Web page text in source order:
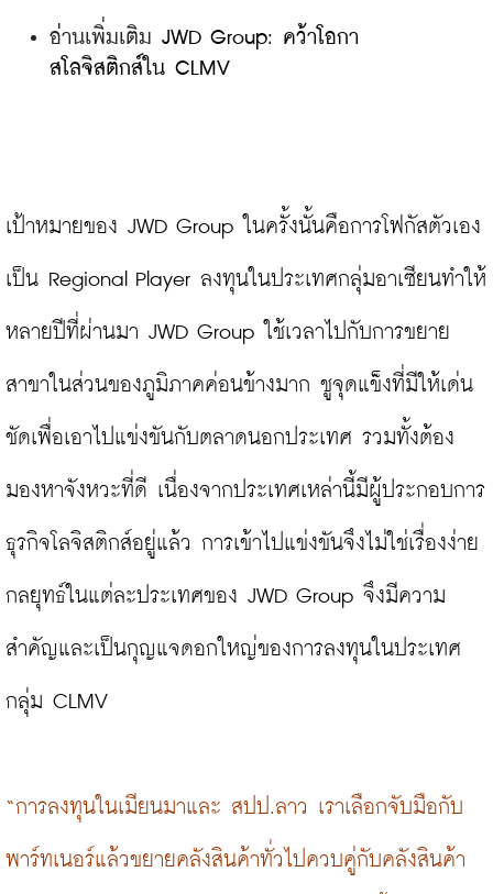
อ่านเพิ่มเติม JWD Group: คว้าโอกา
สโลจิสติกส์ใน CLMV
เป้าหมายของ JWD Group ในครั้งนั้นคือการโฟกัสตัวเอง
เป็น Regional Player ลงทุนในประเทศกลุ่มอาเซียนทำให้
หลายปีที่ผ่านมา JWD Group ใช้เวลาไปกับการขยาย
สาขาในส่วนของภูมิภาคค่อนข้างมาก ชูจุดแข็งที่มีให้เด่น
ชัดเพื่อเอาไปแข่งขันกับตลาดนอกประเทศ รวมทั้งต้อง
มองหาจังหวะที่ดี เนื่องจากประเทศเหล่านี้มีผู้ประกอบการ
ธุรกิจโลจิสติกส์อยู่แล้ว การเข้าไปแข่งขันจึงไม่ใช่เรื่องง่าย
กลยุทธ์ในแต่ละประเทศของ JWD Group จึงมีความ
สำคัญและเป็นกุญแจดอกใหญ่ของการลงทุนในประเทศ
กลุ่ม CLMV
“การลงทุนในเมียนมาและ สปป.ลาว เราเลือกจับมือกับ
พาร์ทเนอร์แล้วขยายคลังสินค้าทั่วไปควบคู่กับคลังสินค้า